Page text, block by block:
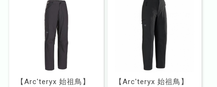
【Arc'teryx 始祖鳥】
【Arc'teryx 始祖鳥】